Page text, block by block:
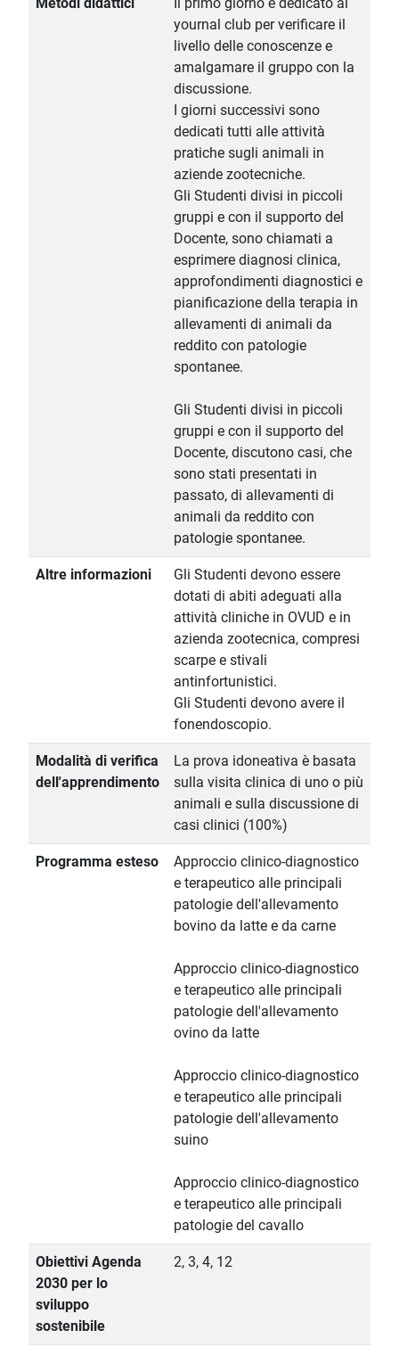
Metodi didattici
Il primo giorno è dedicato al
yournal club per verificare il
livello delle conoscenze e
amalgamare il gruppo con la
discussione.
I giorni successivi sono
dedicati tutti alle attività
pratiche sugli animali in
aziende zootecniche.
Gli Studenti divisi in piccoli
gruppi e con il supporto del
Docente, sono chiamati a
esprimere diagnosi clinica,
approfondimenti diagnostici e
pianificazione della terapia in
allevamenti di animali da
reddito con patologie
spontanee.
Gli Studenti divisi in piccoli
gruppi e con il supporto del
Docente, discutono casi, che
sono stati presentati in
passato, di allevamenti di
animali da reddito con
patologie spontanee.
Altre informazioni
Gli Studenti devono essere
dotati di abiti adeguati alla
attività cliniche in OVUD e in
azienda zootecnica, compresi
scarpe e stivali
antinfortunistici.
Gli Studenti devono avere il
fonendoscopio.
Modalità di verifica
dell'apprendimento
La prova idoneativa è basata
sulla visita clinica di uno o più
animali e sulla discussione di
casi clinici (100%)
Programma esteso
Approccio clinico-diagnostico
e terapeutico alle principali
patologie dell'allevamento
bovino da latte e da carne
Approccio clinico-diagnostico
e terapeutico alle principali
patologie dell'allevamento
ovino da latte
Approccio clinico-diagnostico
e terapeutico alle principali
patologie dell'allevamento
suino
Approccio clinico-diagnostico
e terapeutico alle principali
patologie del cavallo
Obiettivi Agenda
2030 per lo
sviluppo
sostenibile
2, 3, 4, 12